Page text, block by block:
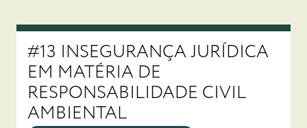
#13 INSEGURANÇA JURÍDICA
EM MATÉRIA DE
RESPONSABILIDADE CIVIL
AMBIENTAL